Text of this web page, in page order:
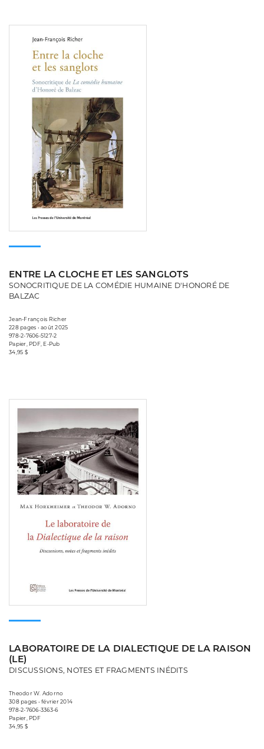
ENTRE LA CLOCHE ET LES SANGLOTS
SONOCRITIQUE DE LA COMÉDIE HUMAINE D'HONORÉ DE
BALZAC
Jean-François Richer
228 pages • août 2025
978-2-7606-5127-2
Papier, PDF, E-Pub
34,95 $
LABORATOIRE DE LA DIALECTIQUE DE LA RAISON
(LE)
DISCUSSIONS, NOTES ET FRAGMENTS INÉDITS
Theodor W. Adorno
308 pages • février 2014
978-2-7606-3363-6
Papier, PDF
34,95 $